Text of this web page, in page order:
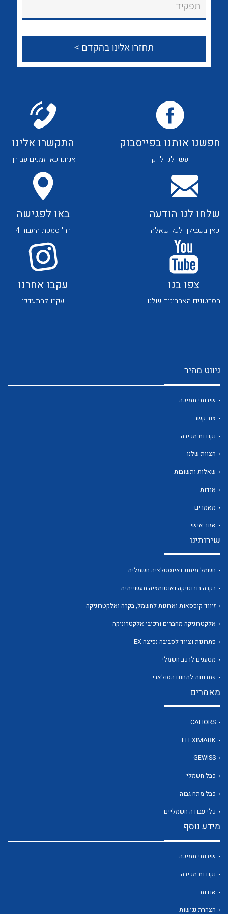
צור קשר
לכל מוצרי היצרן
לכל מוצרי היצרן לכל מוצרי היצרן
לכל מוצרי היצרן
תפקיד
חפשנו אותנו בפייסבוק
עשו לנו לייק
התקשרו אלינו
אנחנו כאן זמנים עבורך
שלחו לנו הודעה
כאן בשבילך לכל שאלה
באו לפגישה
רח' סמטת התבור 4
צפו בנו
הסרטונים האחרונים שלנו
עקבו אחרנו
עקבו להתעדכן
ניווט מהיר
שירותי תמיכה
צור קשר
נקודות מכירה
הצוות שלנו
שאלות ותשובות
אודות
מאמרים
אזור אישי
שירותינו
חשמל מיתוג ואינסטלציה חשמלית
בקרה רובוטיקה ואוטומציה תעשייתית
זיווד קופסאות וארונות לחשמל, בקרה ואלקטרוניקה
אלקטרוניקה מחברים ורכיבי אלקטרוניקה
פתרונות וציוד לסביבה נפיצה EX
מטענים לרכב חשמלי
פתרונות לתחום הסולארי
מאמרים
CAHORS
FLEXIMARK
GEWISS
כבל חשמלי
כבל מתח גבוה
כלי עבודה חשמליים
מידע נוסף
שירותי תמיכה
נקודות מכירה
אודות
הצהרת נגישות